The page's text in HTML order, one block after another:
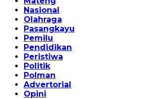
Nasional
Olahraga
Pasangkayu
Pemilu
Pendidikan
Peristiwa
Politik
Polman
Advertorial
Opini